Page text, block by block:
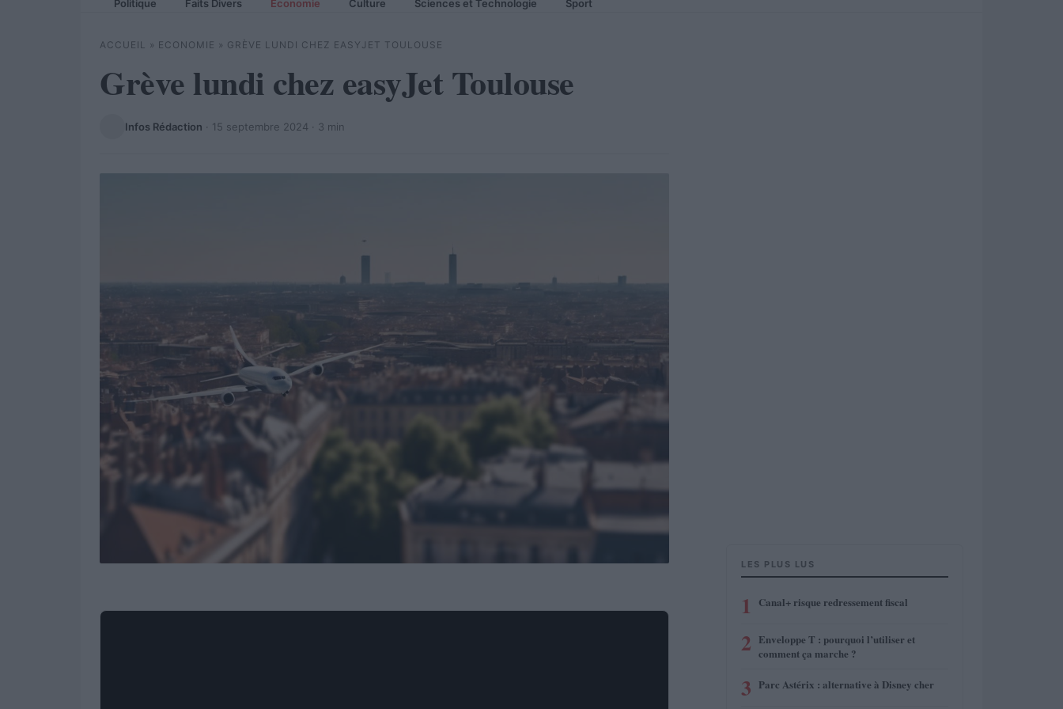
Politique Faits Divers Economie Culture Sciences et Technologie Sport
ACCUEIL » ECONOMIE » GRÈVE LUNDI CHEZ EASYJET TOULOUSE
Grève lundi chez easyJet Toulouse
Infos Rédaction · 15 septembre 2024 · 3 min
LES PLUS LUS
1 Canal+ risque redressement fiscal
2 Enveloppe T : pourquoi l’utiliser et
comment ça marche ?
3 Parc Astérix : alternative à Disney cher